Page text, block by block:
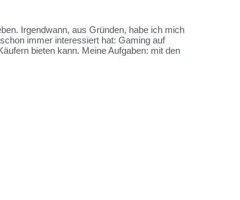
Irgendwann, aus Gründen, habe ich mich
immer interessiert hat: Gaming auf
bieten kann. Meine Aufgaben: mit den